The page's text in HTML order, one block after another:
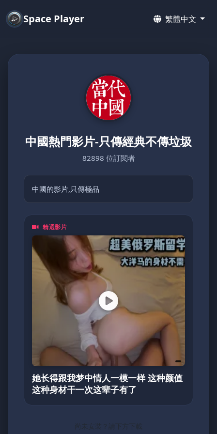
Space Player 繁體中文
中國熱門影片-只傳經典不傳垃圾
82898 位訂閱者
中國的影片,只傳極品
精選影片
她长得跟我梦中情人一模一样 这种颜值
这种身材干一次这辈子有了
尚未安裝？請下方下載